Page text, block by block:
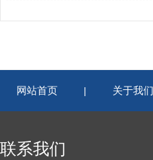
网站首页 | 关于我们
联系我们